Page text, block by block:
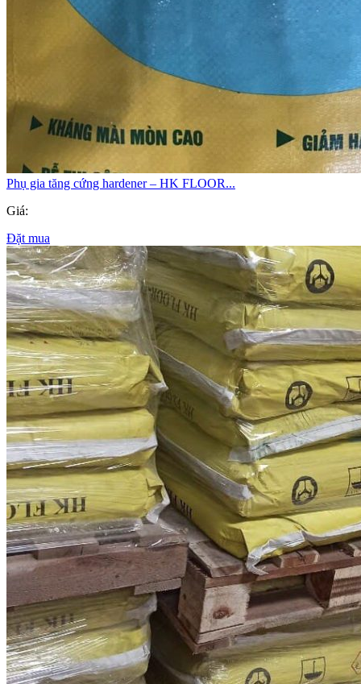
Phụ gia tăng cứng hardener – HK FLOOR...
Giá:
Đặt mua